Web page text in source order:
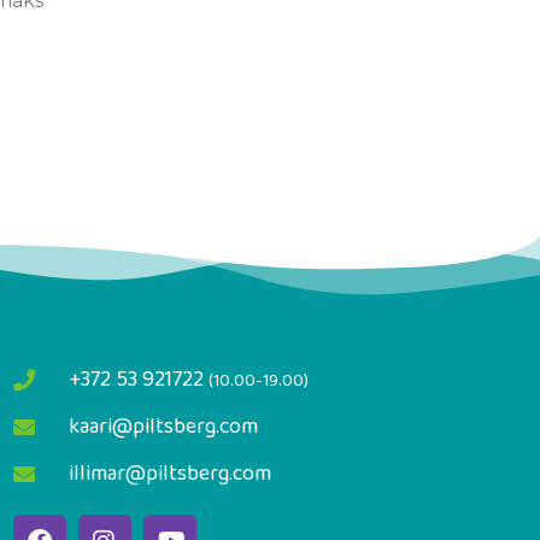
+372 53 921722(10.00-19.00)
kaari@piltsberg.com
illimar@piltsberg.com